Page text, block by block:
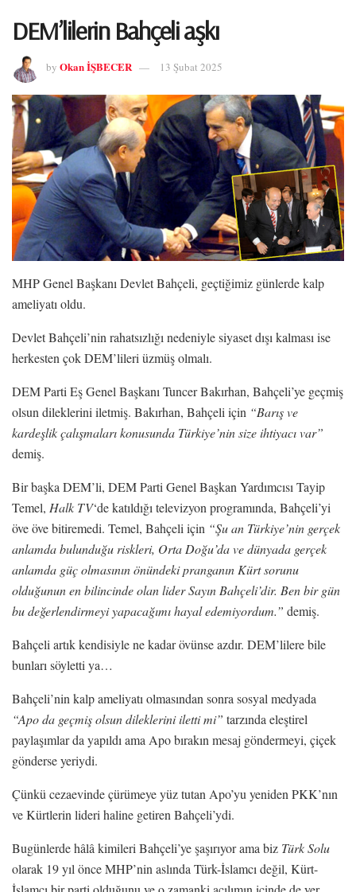
DEM’lilerin Bahçeli aşkı
by Okan İŞBECER 13 Şubat 2025
MHP Genel Başkanı Devlet Bahçeli, geçtiğimiz günlerde kalp
ameliyatı oldu.
Devlet Bahçeli’nin rahatsızlığı nedeniyle siyaset dışı kalması ise
herkesten çok DEM’lileri üzmüş olmalı.
DEM Parti Eş Genel Başkanı Tuncer Bakırhan, Bahçeli’ye geçmiş
olsun dileklerini iletmiş. Bakırhan, Bahçeli için “Barış ve
kardeşlik çalışmaları konusunda Türkiye’nin size ihtiyacı var”
demiş.
Bir başka DEM’li, DEM Parti Genel Başkan Yardımcısı Tayip
Temel, Halk TV‘de katıldığı televizyon programında, Bahçeli’yi
öve öve bitiremedi. Temel, Bahçeli için “Şu an Türkiye’nin gerçek
anlamda bulunduğu riskleri, Orta Doğu’da ve dünyada gerçek
anlamda güç olmasının önündeki pranganın Kürt sorunu
olduğunun en bilincinde olan lider Sayın Bahçeli’dir. Ben bir gün
bu değerlendirmeyi yapacağımı hayal edemiyordum.” demiş.
Bahçeli artık kendisiyle ne kadar övünse azdır. DEM’lilere bile
bunları söyletti ya…
Bahçeli’nin kalp ameliyatı olmasından sonra sosyal medyada
“Apo da geçmiş olsun dileklerini iletti mi” tarzında eleştirel
paylaşımlar da yapıldı ama Apo bırakın mesaj göndermeyi, çiçek
gönderse yeriydi.
Çünkü cezaevinde çürümeye yüz tutan Apo’yu yeniden PKK’nın
ve Kürtlerin lideri haline getiren Bahçeli’ydi.
Bugünlerde hâlâ kimileri Bahçeli’ye şaşırıyor ama biz Türk Solu
olarak 19 yıl önce MHP’nin aslında Türk-İslamcı değil, Kürt-